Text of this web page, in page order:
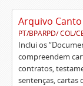
Arquivo
PT/BPARPD/ COL/
Inclui os
compreendem
contratos,
sentenças, cartas